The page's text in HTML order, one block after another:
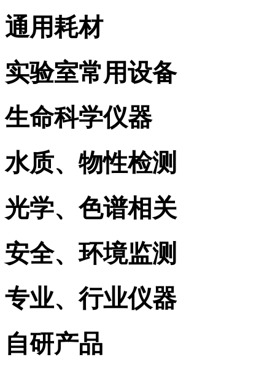
通用耗材
实验室常用设备
生命科学仪器
水质、物性检测
光学、色谱相关
安全、环境监测
专业、行业仪器
自研产品